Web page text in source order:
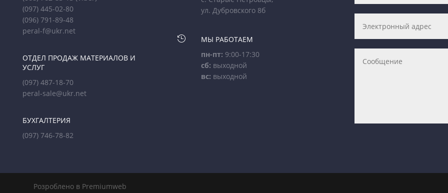
(097) 445-02-80
(096) 791-89-48
peral-f@ukr.net
ОТДЕЛ ПРОДАЖ МАТЕРИАЛОВ И
УСЛУГ
(097) 487-18-70
peral-sale@ukr.net
БУХГАЛТЕРИЯ
(097) 746-78-82
ул. Дубровского 8б

МЫ РАБОТАЕМ
пн-пт: 9:00-17:30
сб: выходной
вс: выходной
Розроблено в Premiumweb